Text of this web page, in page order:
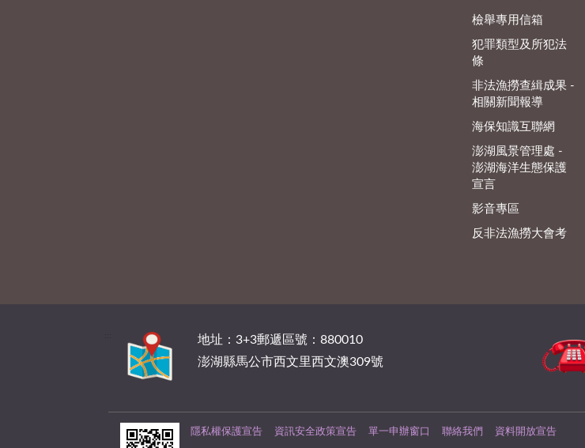
檢舉專用信箱
犯罪類型及所犯法
條
非法漁撈查緝成果 -
相關新聞報導
海保知識互聯網
澎湖風景管理處 -
澎湖海洋生態保護
宣言
影音專區
反非法漁撈大會考
地址：3+3郵遞區號：880010
澎湖縣馬公市西文里西文澳309號
隱私權保護宣告 資訊安全政策宣告 單一申辦窗口 聯絡我們 資料開放宣告